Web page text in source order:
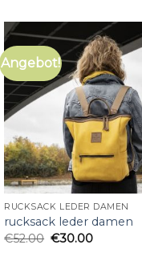
Angebot!
RUCKSACK LEDER DAMEN
rucksack leder damen
€52.00 €30.00